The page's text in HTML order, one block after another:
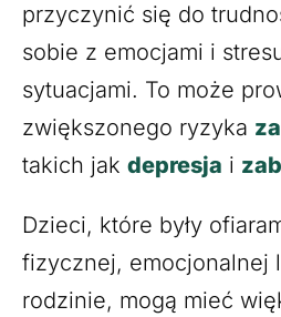
przyczynić się do
sobie z emocjami i
sytuacjami. To może
zwiększonego ryzyka
takich jak depresja i
Dzieci, które były
fizycznej, emocjonalnej
rodzinie, mogą mieć